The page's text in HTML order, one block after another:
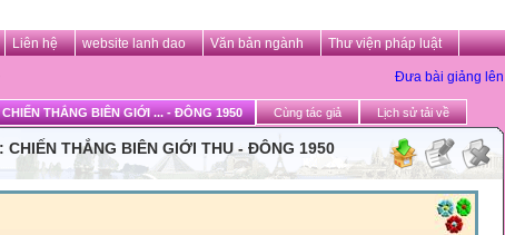
Liên hệ website lanh dao Văn bản ngành Thư viện pháp luật
Đưa bài giảng lên
THẮNG BIÊN GIỚI ... - ĐÔNG 1950 Cùng tác giả Lịch sử tải về
THẮNG BIÊN GIỚI THU - ĐÔNG 1950